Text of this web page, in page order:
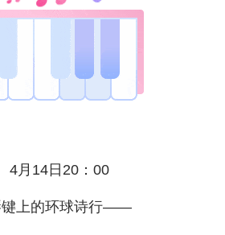
14日20：00
的环球诗行——